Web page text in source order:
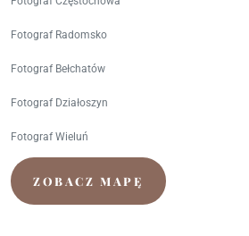
Fotograf Radomsko
Fotograf Bełchatów
Fotograf Działoszyn
Fotograf Wieluń
ZOBACZ MAPĘ